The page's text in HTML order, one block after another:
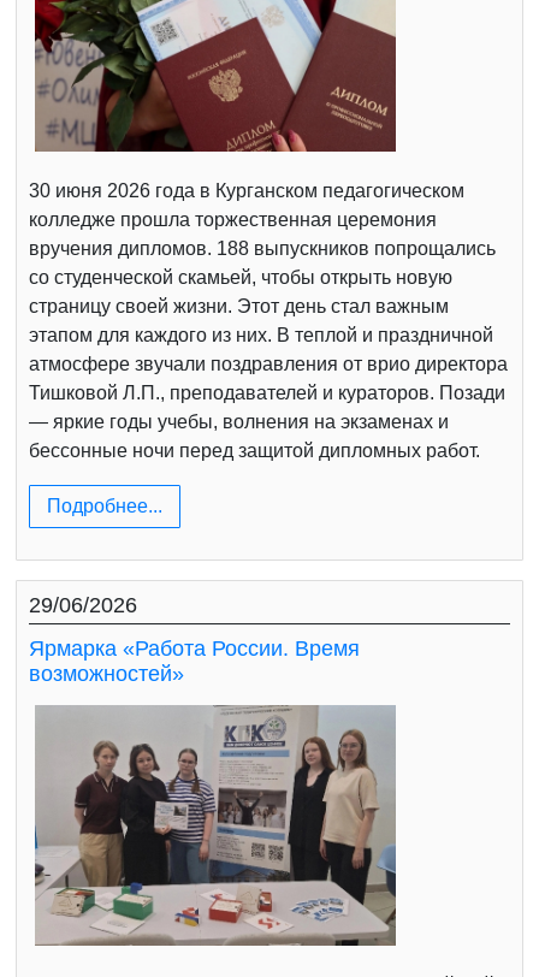
30 июня 2026 года в Курганском педагогическом
колледже прошла торжественная церемония
вручения дипломов. 188 выпускников попрощались
со студенческой скамьей, чтобы открыть новую
страницу своей жизни. Этот день стал важным
этапом для каждого из них. В теплой и праздничной
атмосфере звучали поздравления от врио директора
Тишковой Л.П., преподавателей и кураторов. Позади
— яркие годы учебы, волнения на экзаменах и
бессонные ночи перед защитой дипломных работ.
Подробнее...
29/06/2026
Ярмарка «Работа России. Время
возможностей»